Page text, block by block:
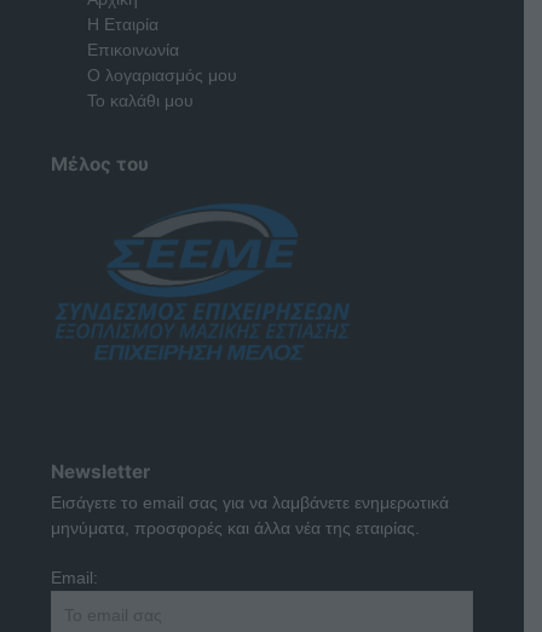
Η Εταιρία
Επικοινωνία
Ο λογαριασμός μου
Το καλάθι μου
Μέλος του
Newsletter
Εισάγετε το email σας για να λαμβάνετε ενημερωτικά
μηνύματα, προσφορές και άλλα νέα της εταιρίας.
Email: